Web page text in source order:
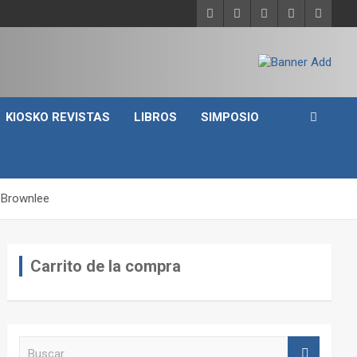
KIOSKO REVISTAS LIBROS SIMPOSIO
Carrito de la compra